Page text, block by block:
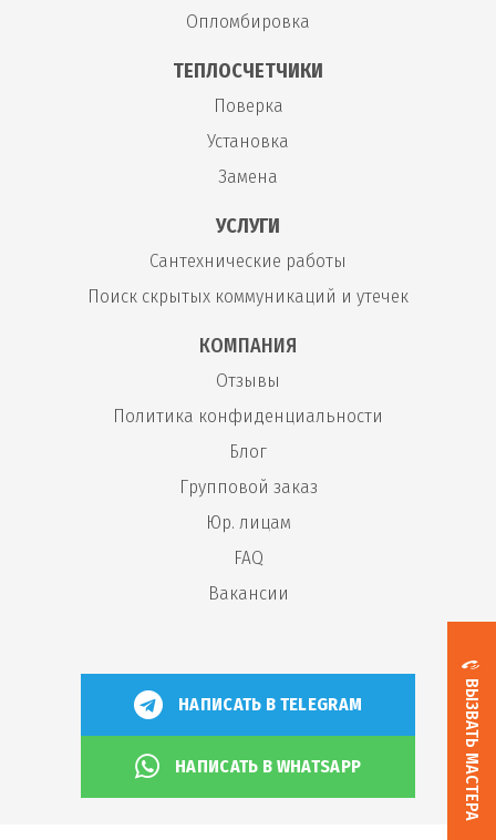
ВЫЗВАТЬ МАСТЕРА
Опломбировка
ТЕПЛОСЧЕТЧИКИ
Поверка
Установка
Замена
УСЛУГИ
Сантехнические работы
Поиск скрытых коммуникаций и утечек
КОМПАНИЯ
Отзывы
Политика конфиденциальности
Блог
Групповой заказ
Юр. лицам
FAQ
Вакансии
НАПИСАТЬ В TELEGRAM
НАПИСАТЬ В WHATSAPP